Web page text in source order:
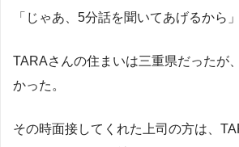
「じゃあ、5分話を聞いてあげるから」
TARAさんの住まいは三重県だったが
かった。
その時面接してくれた上司の方は、